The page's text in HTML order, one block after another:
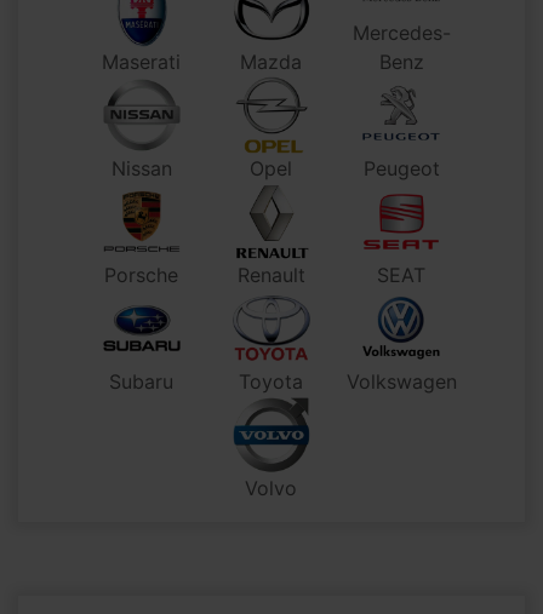
Maserati Mazda
Mercedes-
Benz
Nissan Opel Peugeot
Porsche Renault SEAT
Subaru Toyota Volkswagen
Volvo